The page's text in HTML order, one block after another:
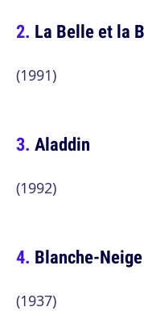
La Belle et la
(1991)
Aladdin
(1992)
Blanche-
(1937)